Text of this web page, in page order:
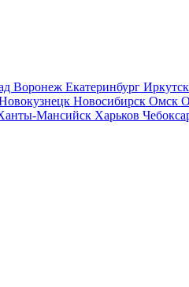
Воронеж Екатеринбург Иркутск
Новосибирск Омск
Мансийск Харьков